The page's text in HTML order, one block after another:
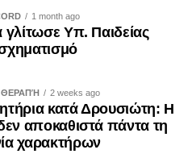
επαναλαμβάνουν.
να πουν την αλήθεια,
της ιστορίας να
δεν είναι απλώς ημέρα
1 month ago
Υπ. Παιδείας
ΘΕΡΑΠΉ 2 weeks ago
κατά Δρουσιώτη: Η
αποκαθιστά πάντα τη
χαρακτήρων